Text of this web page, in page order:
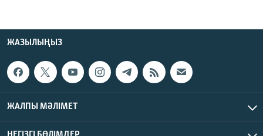
ЖАЗЫЛЫҢЫЗ
ЖАЛПЫ МӘЛІМЕТ